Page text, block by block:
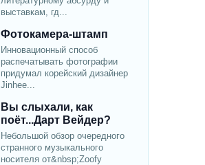
выставкам, гд...
Фотокамера-штамп
Инновационный способ
распечатывать фотографии
придумал корейский дизайнер
Jinhee...
Вы слыхали, как
поёт...Дарт Вейдер?
Небольшой обзор очередного
странного музыкального
носителя от&nbsp;Zoofy